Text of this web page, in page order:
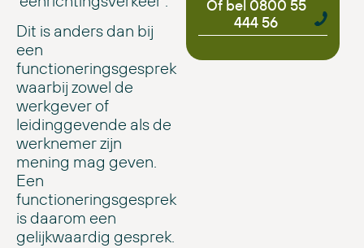
Dit is anders dan bij
een
functioneringsgesprek
waarbij zowel de
werkgever of
leidinggevende als de
werknemer zijn
mening mag geven.
Een
functioneringsgesprek
is daarom een
gelijkwaardig gesprek.
Of bel 0800 55
444 56